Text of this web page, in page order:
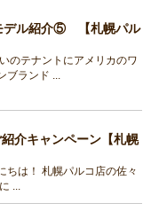
デル紹介⑤ 【札幌パル
のテナントにアメリカのワ
ランド ...
介キャンペーン【札幌
ちは！ 札幌パルコ店の佐々
...